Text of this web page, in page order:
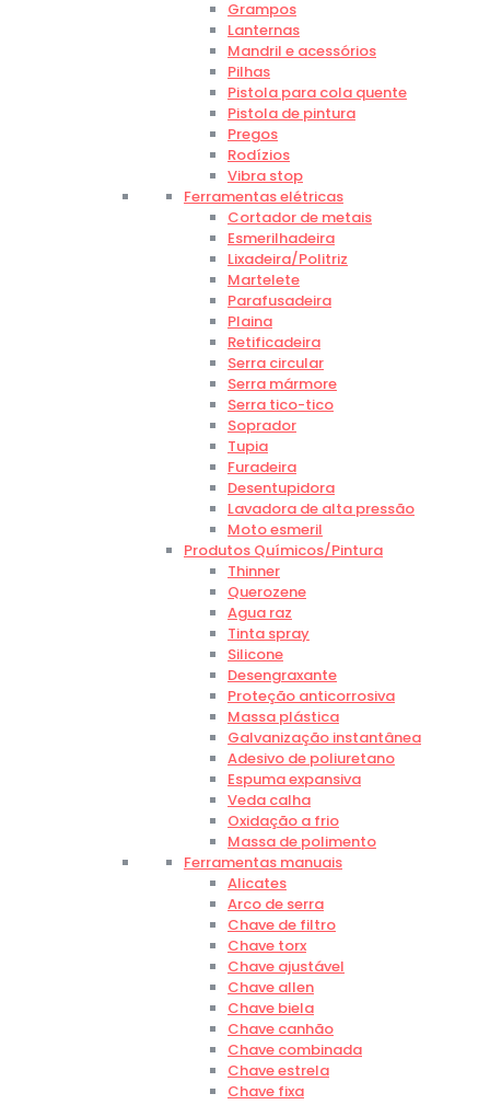
Grampos
Lanternas
Mandril e acessórios
Pilhas
Pistola para cola quente
Pistola de pintura
Pregos
Rodízios
Vibra stop
Ferramentas elétricas
Cortador de metais
Esmerilhadeira
Lixadeira/Politriz
Martelete
Parafusadeira
Plaina
Retificadeira
Serra circular
Serra mármore
Serra tico-tico
Soprador
Tupia
Furadeira
Desentupidora
Lavadora de alta pressão
Moto esmeril
Produtos Químicos/Pintura
Thinner
Querozene
Agua raz
Tinta spray
Silicone
Desengraxante
Proteção anticorrosiva
Massa plástica
Galvanização instantânea
Adesivo de poliuretano
Espuma expansiva
Veda calha
Oxidação a frio
Massa de polimento
Ferramentas manuais
Alicates
Arco de serra
Chave de filtro
Chave torx
Chave ajustável
Chave allen
Chave biela
Chave canhão
Chave combinada
Chave estrela
Chave fixa